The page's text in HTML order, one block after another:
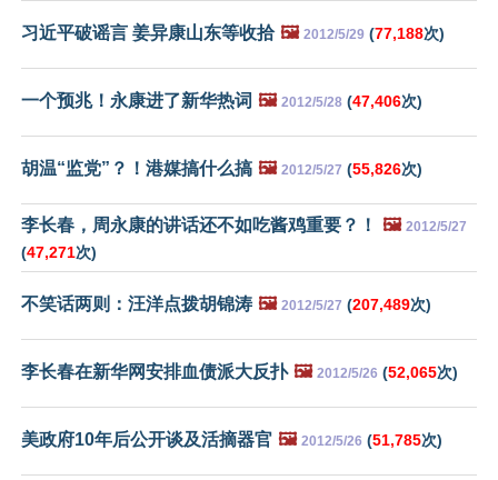
习近平破谣言 姜异康山东等收拾 🖼️ 2012/5/29 (77,188次)
一个预兆！永康进了新华热词 🖼️ 2012/5/28 (47,406次)
胡温“监党”？！港媒搞什么搞 🖼️ 2012/5/27 (55,826次)
李长春，周永康的讲话还不如吃酱鸡重要？！ 🖼️ 2012/5/27
(47,271次)
不笑话两则：汪洋点拨胡锦涛 🖼️ 2012/5/27 (207,489次)
李长春在新华网安排血债派大反扑 🖼️ 2012/5/26 (52,065次)
美政府10年后公开谈及活摘器官 🖼️ 2012/5/26 (51,785次)